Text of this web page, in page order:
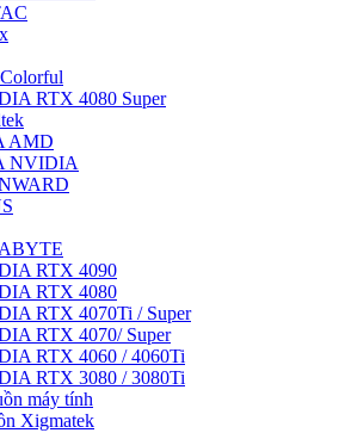
RTX 4080 Super
AMD
NVIDIA
RTX 4090
RTX 4080
RTX 4070Ti / Super
RTX 4070/ Super
RTX 4060 / 4060Ti
RTX 3080 / 3080Ti
máy tính
Xigmatek